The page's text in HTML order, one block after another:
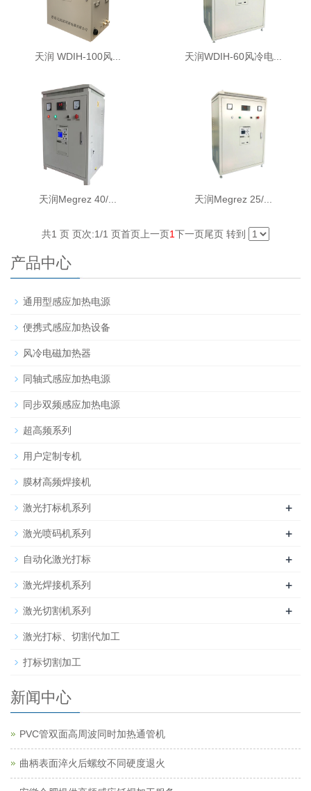
天润 WDIH-100风... 天润WDIH-60风冷电...
天润Megrez 40/... 天润Megrez 25/...
共1 页 页次:1/1 页首页上一页1下一页尾页 转到
产品中心
通用型感应加热电源
便携式感应加热设备
风冷电磁加热器
同轴式感应加热电源
同步双频感应加热电源
超高频系列
用户定制专机
膜材高频焊接机
激光打标机系列 +
激光喷码机系列 +
自动化激光打标 +
激光焊接机系列 +
激光切割机系列 +
激光打标、切割代加工
打标切割加工
新闻中心
PVC管双面高周波同时加热通管机
曲柄表面淬火后螺纹不同硬度退火